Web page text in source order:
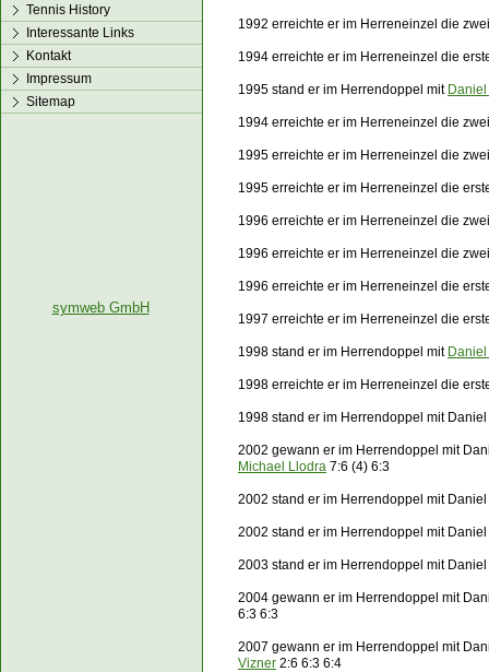
1992 erreichte er im Herreneinzel die
1994 erreichte er im Herreneinzel die
1995 stand er im Herrendoppel mit
1994 erreichte er im Herreneinzel die
1995 erreichte er im Herreneinzel die
1995 erreichte er im Herreneinzel die
1996 erreichte er im Herreneinzel die
1996 erreichte er im Herreneinzel die
1996 erreichte er im Herreneinzel die
1997 erreichte er im Herreneinzel die
1998 stand er im Herrendoppel mit
1998 erreichte er im Herreneinzel die
1998 stand er im Herrendoppel mit
2002 gewann er im Herrendoppel mit
Michael Llodra 7:6 (4) 6:3
2002 stand er im Herrendoppel mit
2002 stand er im Herrendoppel mit
2003 stand er im Herrendoppel mit
2004 gewann er im Herrendoppel mit
6:3 6:3
2007 gewann er im Herrendoppel mit
Vizner 2:6 6:3 6:4
Tennis History
Interessante Links
Kontakt
Impressum
Sitemap
symweb GmbH